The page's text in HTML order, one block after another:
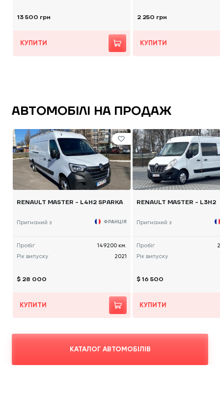
13 500 грн
КУПИТИ
2 250 грн
КУПИТИ
АВТОМОБІЛІ НА ПРОДАЖ
RENAULT MASTER - L4H2 SPARKA
Пригнаний з ФРАНЦІЯ
Пробіг
149200 км.
Рік випуску
2021
$ 28 000
КУПИТИ
RENAULT MASTER - L3H2
Пригнаний з
Пробіг
Рік випуску
$ 16 500
КУПИТИ
КАТАЛОГ АВТОМОБІЛІВ